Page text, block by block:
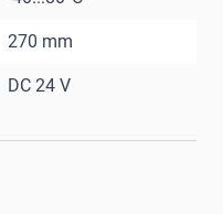
270 mm
DC 24 V